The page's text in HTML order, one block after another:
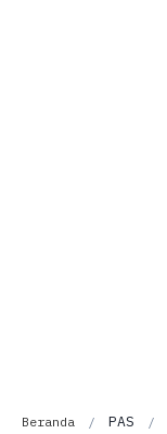
Beranda PAS